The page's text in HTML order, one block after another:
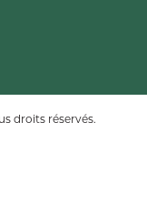
droits réservés.